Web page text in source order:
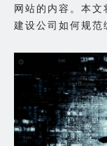
网站的内容。本
建设公司如何规范